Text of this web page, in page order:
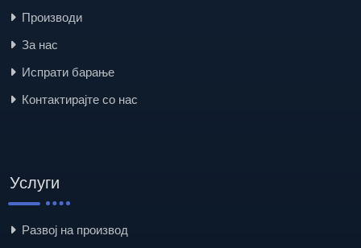
Производи
За нас
Испрати барање
Контактирајте со нас
Услуги
Развој на производ